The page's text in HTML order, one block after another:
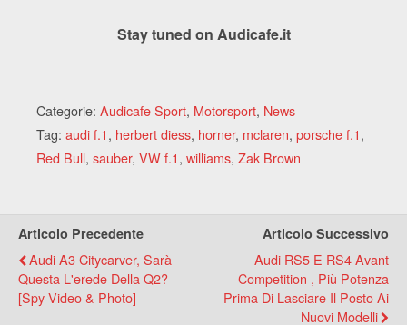
Stay tuned on Audicafe.it
Categorie: Audicafe Sport, Motorsport, News
Tag: audi f.1, herbert diess, horner, mclaren, porsche f.1,
Red Bull, sauber, VW f.1, williams, Zak Brown
Articolo Precedente
Audi A3 Citycarver, Sarà
Questa L'erede Della Q2?
[Spy Video & Photo]
Articolo Successivo
Audi RS5 E RS4 Avant
Competition , Più Potenza
Prima Di Lasciare Il Posto Ai
Nuovi Modelli